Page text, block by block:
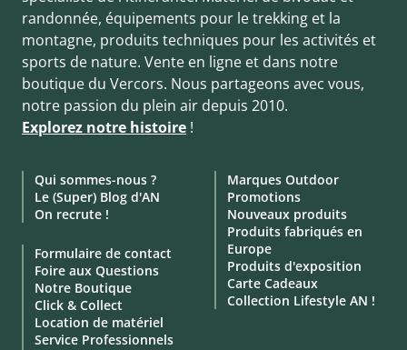
randonnée, équipements pour le trekking et la
montagne, produits techniques pour les activités et
sports de nature. Vente en ligne et dans notre
boutique du Vercors. Nous partageons avec vous,
notre passion du plein air depuis 2010.
Explorez notre histoire !
Qui sommes-nous ?
Le (Super) Blog d'AN
On recrute !
Formulaire de contact
Foire aux Questions
Notre Boutique
Click & Collect
Location de matériel
Service Professionnels
Marques Outdoor
Promotions
Nouveaux produits
Produits fabriqués en
Europe
Produits d'exposition
Carte Cadeaux
Collection Lifestyle AN !